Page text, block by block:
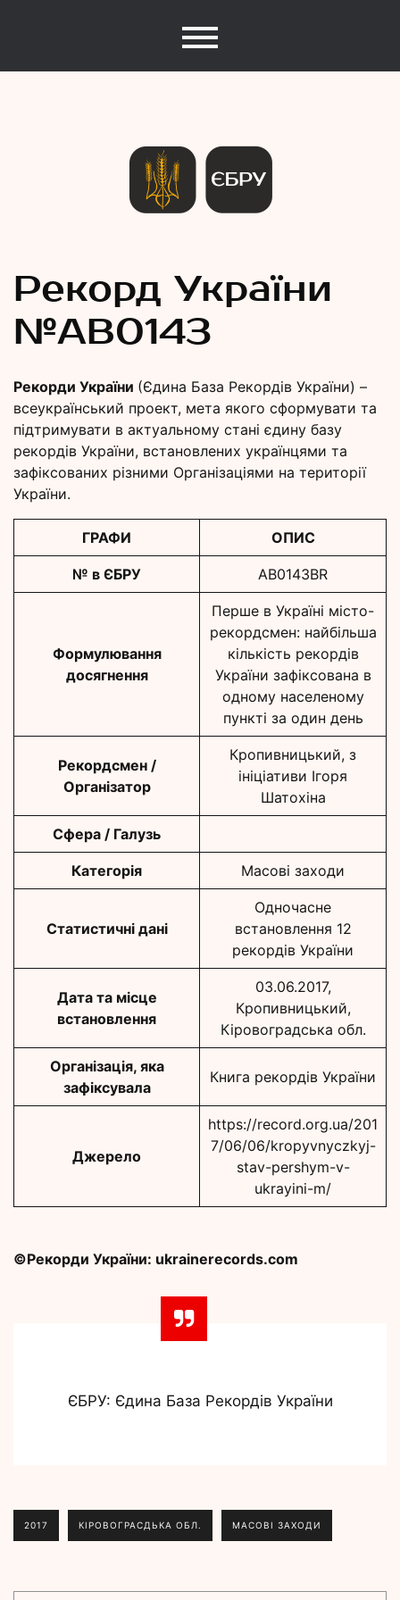
Рекорди
України
Рекорд України
№АB0143
Рекорди України (Єдина База Рекордів України) –
всеукраїнський проект, мета якого сформувати та
підтримувати в актуальному стані єдину базу
рекордів України, встановлених українцями та
зафіксованих різними Організаціями на території
України.
ГРАФИ ОПИС
№ в ЄБРУ AB0143BR
Формулювання
досягнення
Перше в Україні місто-
рекордсмен: найбільша
кількість рекордів
України зафіксована в
одному населеному
пункті за один день
Рекордсмен /
Організатор
Кропивницький, з
ініціативи Ігоря
Шатохіна
Сфера / Галузь
Категорія Масові заходи
Статистичні дані
Одночасне
встановлення 12
рекордів України
Дата та місце
встановлення
03.06.2017,
Кропивницький,
Кіровоградська обл.
Організація, яка
зафіксувала
Книга рекордів України
Джерело
https://record.org.ua/201
7/06/06/kropyvnyczkyj-
stav-pershym-v-
ukrayini-m/
©Рекорди України: ukrainerecords.com
ЄБРУ: Єдина База Рекордів України
2017 КІРОВОГРАСДЬКА ОБЛ. МАСОВІ ЗАХОДИ